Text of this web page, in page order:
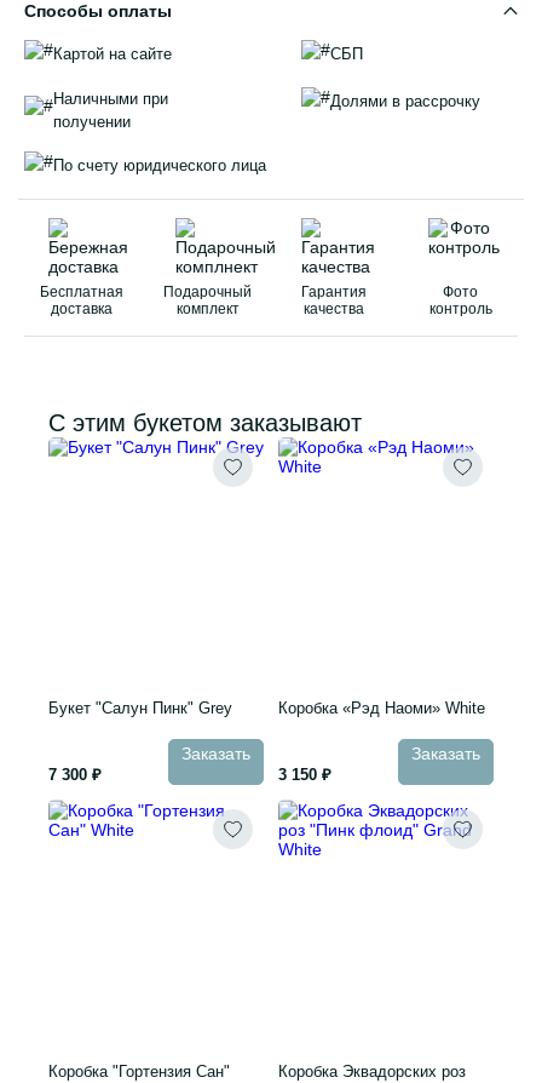
Способы оплаты
Картой на сайте СБП
Наличными при
получении
Долями в рассрочку
По счету юридического лица
Бесплатная
доставка
Подарочный
комплект
Гарантия
качества
Фото
контроль
С этим букетом заказывают
Букет "Салун Пинк" Grey
7 300 ₽
Заказать
Коробка «Рэд Наоми» White
3 150 ₽
Заказать
Коробка "Гортензия Сан"
Коробка Эквадорских роз